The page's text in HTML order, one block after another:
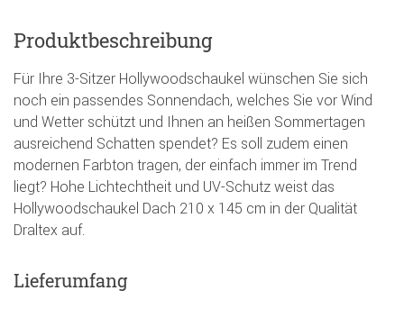
Produktbeschreibung
Für Ihre 3-Sitzer Hollywoodschaukel wünschen Sie sich
noch ein passendes Sonnendach, welches Sie vor Wind
und Wetter schützt und Ihnen an heißen Sommertagen
ausreichend Schatten spendet? Es soll zudem einen
modernen Farbton tragen, der einfach immer im Trend
liegt? Hohe Lichtechtheit und UV-Schutz weist das
Hollywoodschaukel Dach 210 x 145 cm in der Qualität
Draltex auf.
Lieferumfang